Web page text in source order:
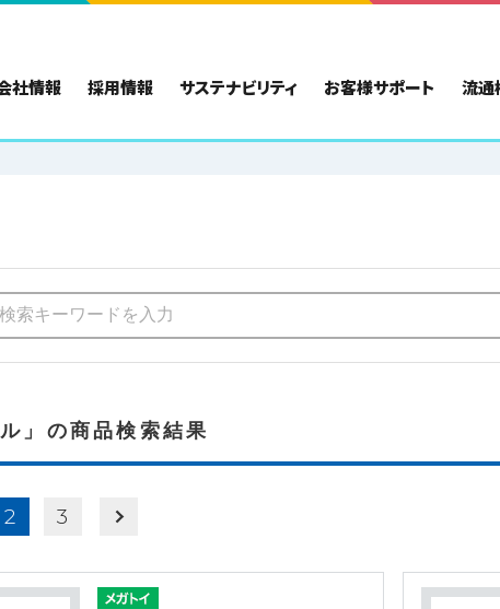
社情報 採用情報 サステナビリティ お客様サポート 流通
」の商品検索結果
2 3